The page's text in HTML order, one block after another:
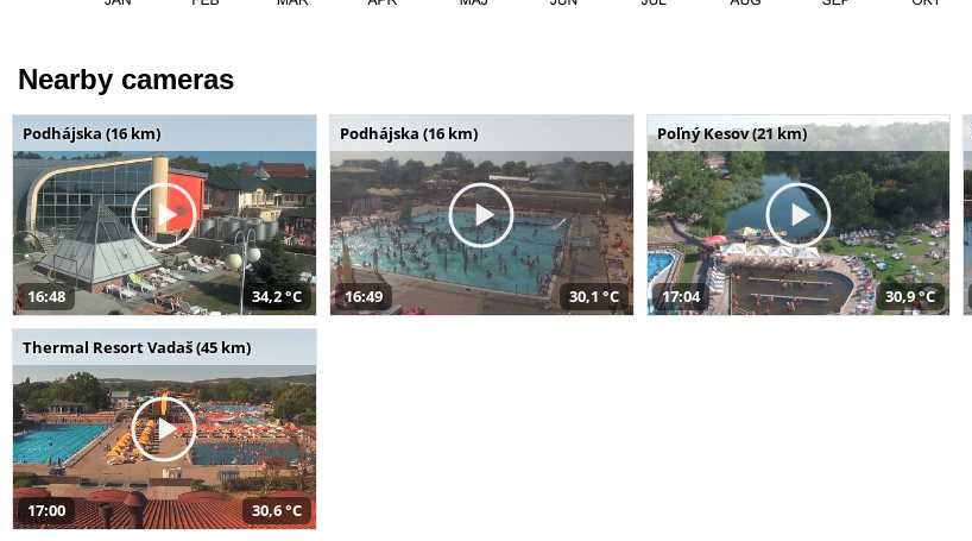
Nearby cameras
Podhájska (16 km)
16:48 34,2 °C
Podhájska (16 km)
16:49 30,1 °C
Poľný Kesov (21 km)
17:04 30,9 °C
Thermal Resort Vadaš (45 km)
17:00 30,6 °C